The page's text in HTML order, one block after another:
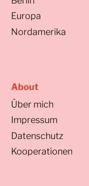
Europa
Nordamerika
About
Über mich
Impressum
Datenschutz
Kooperationen